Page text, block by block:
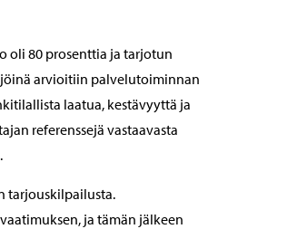
oli 80 prosenttia ja tarjotun
arvioitiin palvelutoiminnan
laatua, kestävyyttä ja
referenssejä vastaavasta
tarjouskilpailusta.
ja tämän jälkeen